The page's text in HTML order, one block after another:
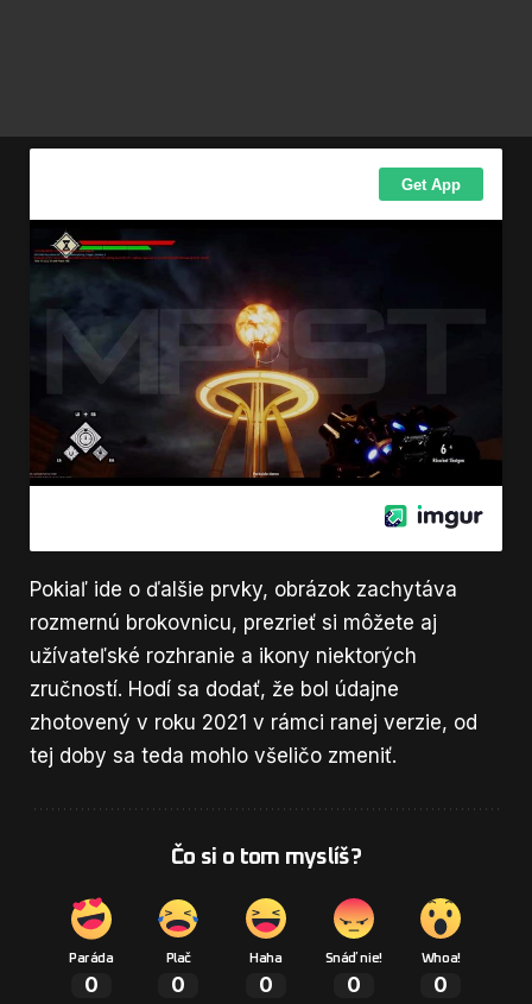
Pokiaľ ide o ďalšie prvky, obrázok zachytáva
rozmernú brokovnicu, prezrieť si môžete aj
užívateľské rozhranie a ikony niektorých
zručností. Hodí sa dodať, že bol údajne
zhotovený v roku 2021 v rámci ranej verzie, od
tej doby sa teda mohlo všeličo zmeniť.
Čo si o tom myslíš?
Paráda
0
Plač
0
Haha
0
Snáď nie!
0
Whoa!
0